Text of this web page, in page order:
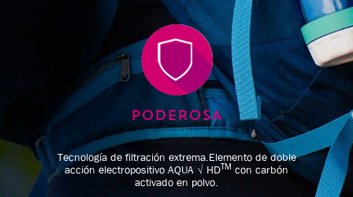
PODEROSA
Tecnología de filtración extrema.Elemento de doble
acción electropositivo AQUA √ HDTM con carbón
activado en polvo.